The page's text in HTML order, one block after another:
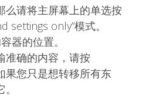
么请将主屏幕上的单选按
settings only”模式。
器的位置。
准确的内容，请按
果您只是想转移所有东